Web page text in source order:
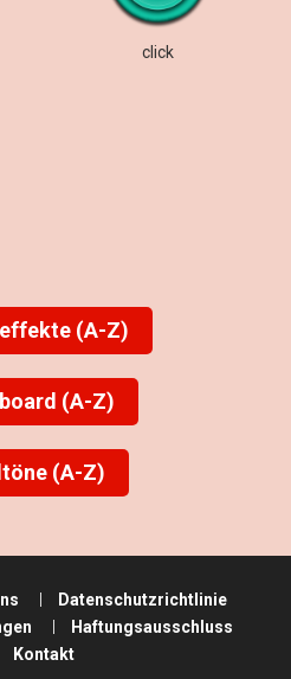
click
(A-Z)
(A-Z)
(A-Z)
Datenschutzrichtlinie
Haftungsausschluss
Kontakt